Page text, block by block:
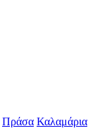
Πράσα Καλαμάρια